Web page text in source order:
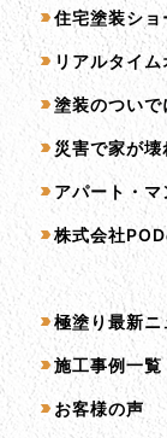
住宅塗装ショ
リアルタイ
塗装のつい
災害で家が
アパート・
株式会社
コンテンツ一
極塗り最新ニ
施工事例一覧
お客様の声